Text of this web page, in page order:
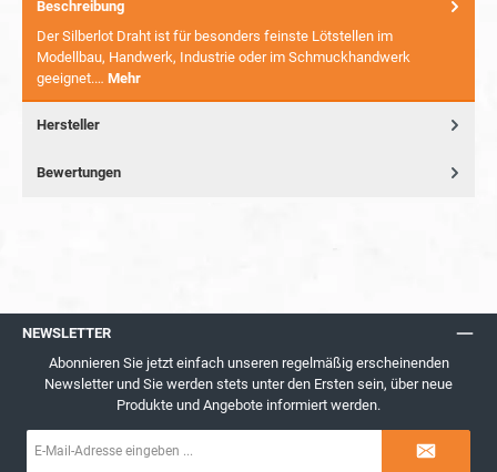
Beschreibung
Der Silberlot Draht ist für besonders feinste Lötstellen im
Modellbau, Handwerk, Industrie oder im Schmuckhandwerk
geeignet.… Mehr
Hersteller
Bewertungen
NEWSLETTER
Abonnieren Sie jetzt einfach unseren regelmäßig erscheinenden
Newsletter und Sie werden stets unter den Ersten sein, über neue
Produkte und Angebote informiert werden.